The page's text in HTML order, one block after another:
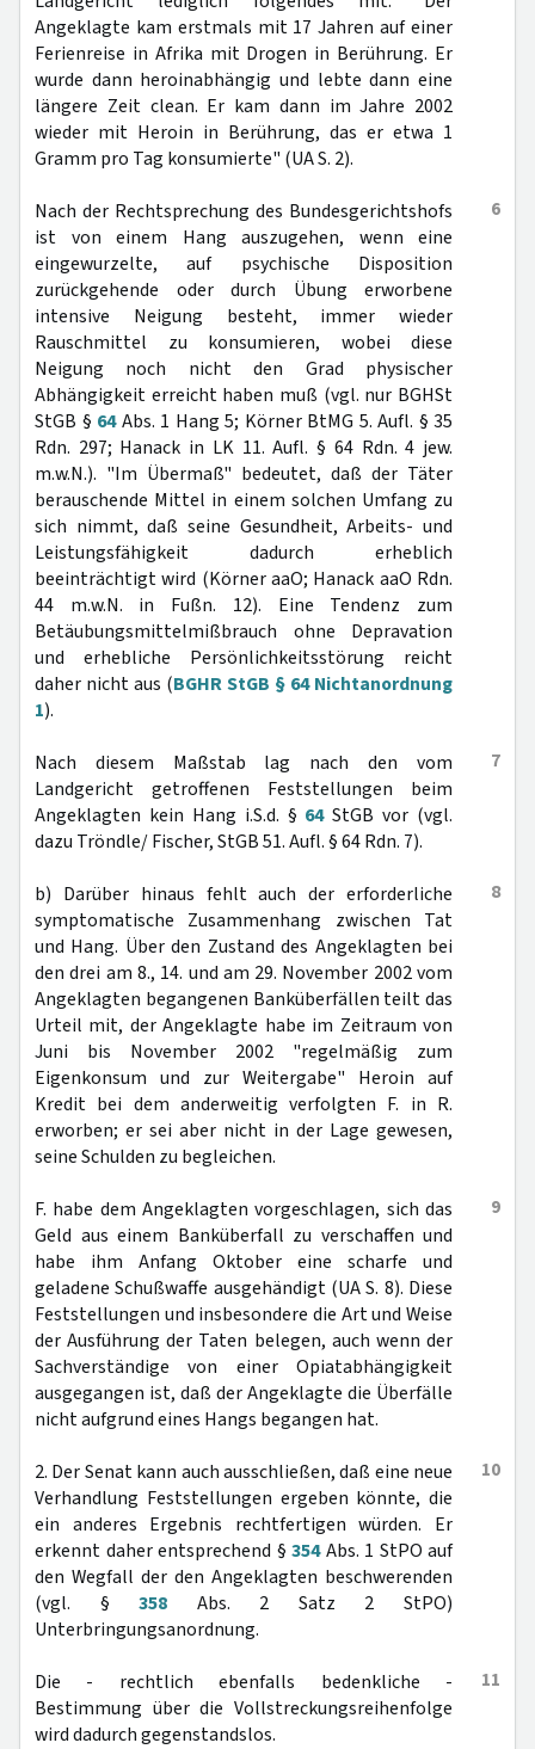
Angeklagte kam erstmals mit 17 Jahren auf einer
Ferienreise in Afrika mit Drogen in Berührung. Er
wurde dann heroinabhängig und lebte dann eine
längere Zeit clean. Er kam dann im Jahre 2002
wieder mit Heroin in Berührung, das er etwa 1
Gramm pro Tag konsumierte" (UA S. 2).
6
Nach der Rechtsprechung des Bundesgerichtshofs
ist von einem Hang auszugehen, wenn eine
eingewurzelte, auf psychische Disposition
zurückgehende oder durch Übung erworbene
intensive Neigung besteht, immer wieder
Rauschmittel zu konsumieren, wobei diese
Neigung noch nicht den Grad physischer
Abhängigkeit erreicht haben muß (vgl. nur BGHSt
StGB § 64Abs. 1 Hang 5; Körner BtMG 5. Aufl. § 35
Rdn. 297; Hanack in LK 11. Aufl. § 64 Rdn. 4 jew.
m.w.N.). "Im Übermaß" bedeutet, daß der Täter
berauschende Mittel in einem solchen Umfang zu
sich nimmt, daß seine Gesundheit, Arbeits- und
Leistungsfähigkeit dadurch erheblich
beeinträchtigt wird (Körner aaO; Hanack aaO Rdn.
44 m.w.N. in Fußn. 12). Eine Tendenz zum
Betäubungsmittelmißbrauch ohne Depravation
und erhebliche Persönlichkeitsstörung reicht
daher nicht aus (BGHR StGB § 64 Nichtanordnung
1).
7
Nach diesem Maßstab lag nach den vom
Landgericht getroffenen Feststellungen beim
Angeklagten kein Hang i.S.d. § 64StGB vor (vgl.
dazu Tröndle/ Fischer, StGB 51. Aufl. § 64 Rdn. 7).
8
b) Darüber hinaus fehlt auch der erforderliche
symptomatische Zusammenhang zwischen Tat
und Hang. Über den Zustand des Angeklagten bei
den drei am 8., 14. und am 29. November 2002 vom
Angeklagten begangenen Banküberfällen teilt das
Urteil mit, der Angeklagte habe im Zeitraum von
Juni bis November 2002 "regelmäßig zum
Eigenkonsum und zur Weitergabe" Heroin auf
Kredit bei dem anderweitig verfolgten F. in R.
erworben; er sei aber nicht in der Lage gewesen,
seine Schulden zu begleichen.
9
F. habe dem Angeklagten vorgeschlagen, sich das
Geld aus einem Banküberfall zu verschaffen und
habe ihm Anfang Oktober eine scharfe und
geladene Schußwaffe ausgehändigt (UA S. 8). Diese
Feststellungen und insbesondere die Art und Weise
der Ausführung der Taten belegen, auch wenn der
Sachverständige von einer Opiatabhängigkeit
ausgegangen ist, daß der Angeklagte die Überfälle
nicht aufgrund eines Hangs begangen hat.
10
2. Der Senat kann auch ausschließen, daß eine neue
Verhandlung Feststellungen ergeben könnte, die
ein anderes Ergebnis rechtfertigen würden. Er
erkennt daher entsprechend § 354Abs. 1 StPO auf
den Wegfall der den Angeklagten beschwerenden
(vgl. §358 Abs. 2 Satz 2 StPO)
Unterbringungsanordnung.
11
Die - rechtlich ebenfalls bedenkliche -
Bestimmung über die Vollstreckungsreihenfolge
wird dadurch gegenstandslos.